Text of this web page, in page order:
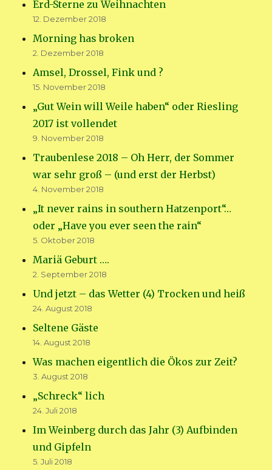
Erd-Sterne zu Weihnachten
12. Dezember 2018
Morning has broken
2. Dezember 2018
Amsel, Drossel, Fink und ?
15. November 2018
„Gut Wein will Weile haben“ oder Riesling
2017 ist vollendet
9. November 2018
Traubenlese 2018 – Oh Herr, der Sommer
war sehr groß – (und erst der Herbst)
4. November 2018
„It never rains in southern Hatzenport“…
oder „Have you ever seen the rain“
5. Oktober 2018
Mariä Geburt ….
2. September 2018
Und jetzt – das Wetter (4) Trocken und heiß
24. August 2018
Seltene Gäste
14. August 2018
Was machen eigentlich die Ökos zur Zeit?
3. August 2018
„Schreck“ lich
24. Juli 2018
Im Weinberg durch das Jahr (3) Aufbinden
und Gipfeln
5. Juli 2018